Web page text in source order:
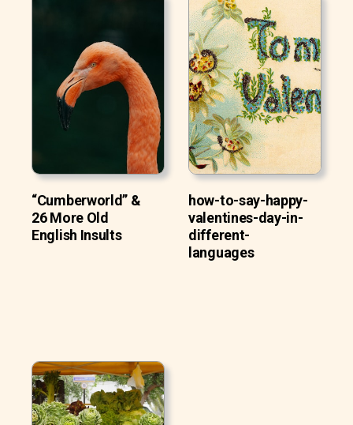
“Cumberworld” &
26 More Old
English Insults
how-to-say-happy-
valentines-day-in-
different-
languages